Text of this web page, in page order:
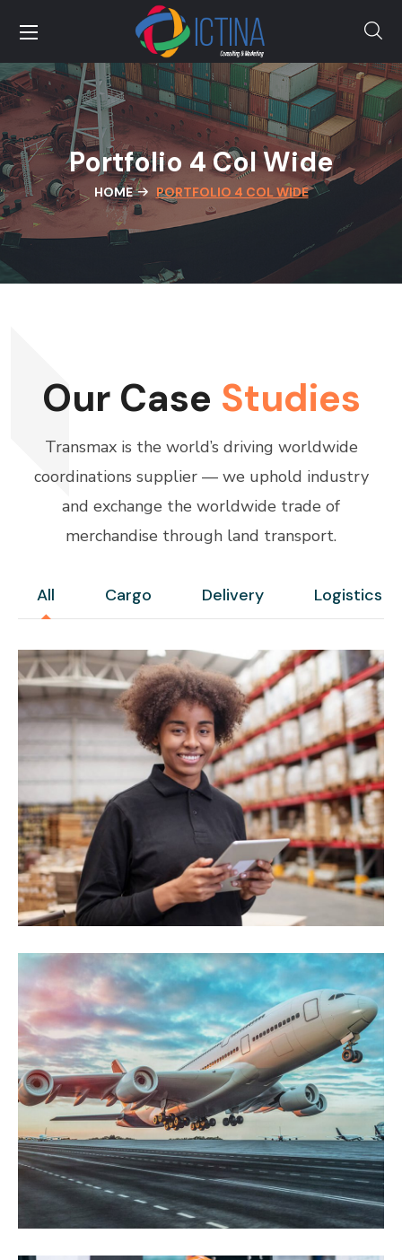
Portfolio 4 Col Wide
HOME PORTFOLIO 4 COL WIDE
Our Case Studies
Transmax is the world’s driving worldwide
coordinations supplier — we uphold industry
and exchange the worldwide trade of
merchandise through land transport.
All Cargo Delivery Logistics